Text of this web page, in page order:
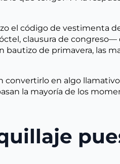
el código de vestimenta
clausura de congreso—
de primavera, las
en algo
la mayoría de los